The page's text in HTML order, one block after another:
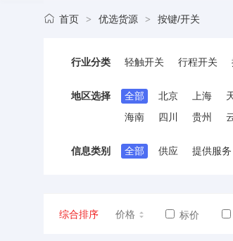
首页 > 优选货源 > 按键/开关
行业分类 轻触开关 行程开关
地区选择 全部 北京 上海
海南
四川 贵州
信息类别 全部 供应 提供服务
综合排序 价格 标价